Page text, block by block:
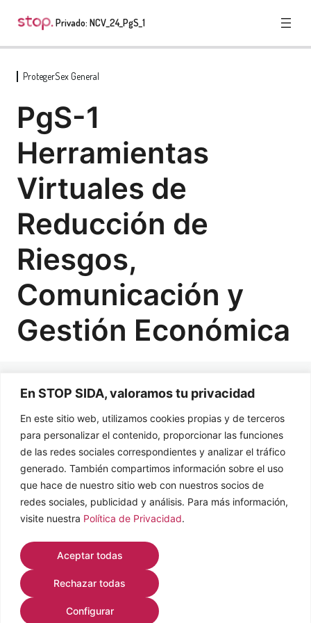
En STOP SIDA, valoramos tu privacidad
En este sitio web, utilizamos cookies propias y de terceros
para personalizar el contenido, proporcionar las funciones
de las redes sociales correspondientes y analizar el tráfico
generado. También compartimos información sobre el uso
que hace de nuestro sitio web con nuestros socios de
redes sociales, publicidad y análisis. Para más información,
visite nuestra Política de Privacidad.
Aceptar todas
Rechazar todas
Configurar
Privado: NCV_24_PgS_1
ProtegerSex General
PgS-1 Herramientas Virtuales de Reducción de
Riesgos, Comunicación y Gestión Económica
CSS-2B Emergencias
CSS-2A Reducción de riesgos
ProtegerSex: Trabajo Sexual y ChemSex
(Opcional)
ProtegerSex General
PgS-1
Herramientas
Virtuales de
Reducción de
Riesgos,
Comunicación y
Gestión Económica
NO TIENES ACCESO A ESTA LECCIÓN
Por favor, inscríbete o accede
para acceder al contenido del
curso.
HACER EL CURSO
Acceder